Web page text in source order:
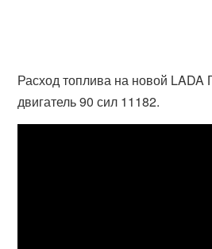
Расход топлива на новой LADA
двигатель 90 сил 11182.